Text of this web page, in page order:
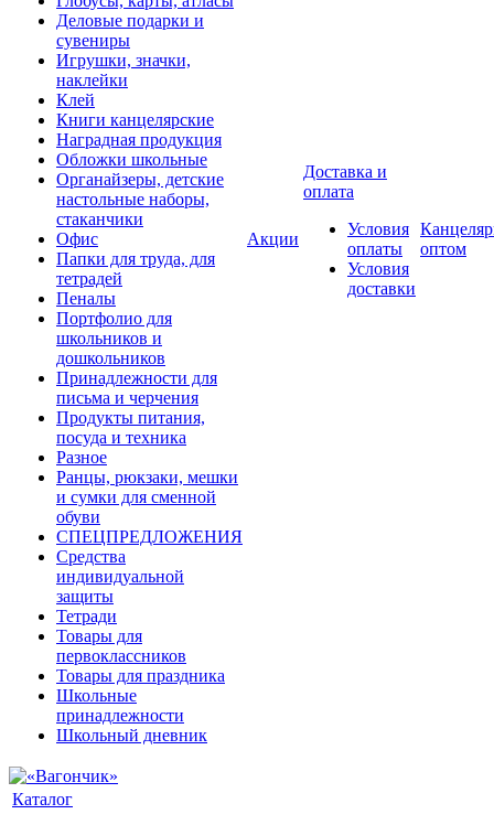
Деловые подарки и
сувениры
Игрушки, значки,
наклейки
Клей
Книги канцелярские
Наградная продукция
Обложки школьные
Органайзеры, детские
настольные наборы,
стаканчики
Офис
Папки для труда, для
тетрадей
Пеналы
Портфолио для
школьников и
дошкольников
Принадлежности для
письма и черчения
Продукты питания,
посуда и техника
Разное
Ранцы, рюкзаки, мешки
и сумки для сменной
обуви
СПЕЦПРЕДЛОЖЕНИЯ
Средства
индивидуальной
защиты
Тетради
Товары для
первоклассников
Товары для праздника
Школьные
принадлежности
Школьный дневник
Акции
Доставка и
оплата
Условия
оплаты
Условия
доставки
оптом
Каталог